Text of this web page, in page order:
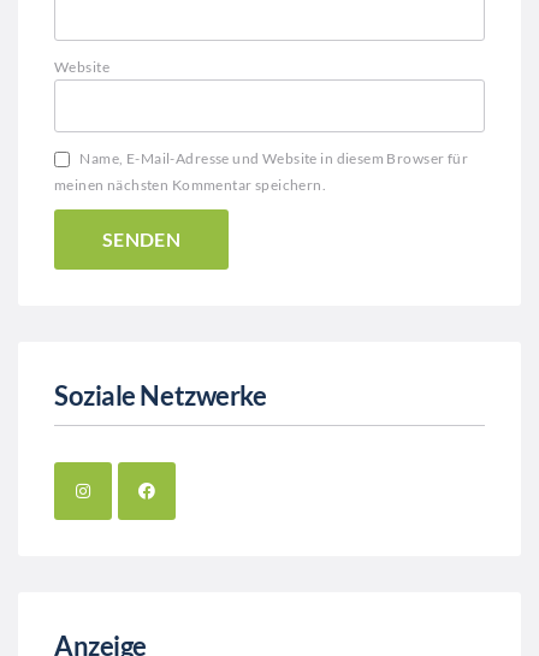
Website
Name, E-Mail-Adresse und Website in diesem Browser für
meinen nächsten Kommentar speichern.
Soziale Netzwerke
Anzeige